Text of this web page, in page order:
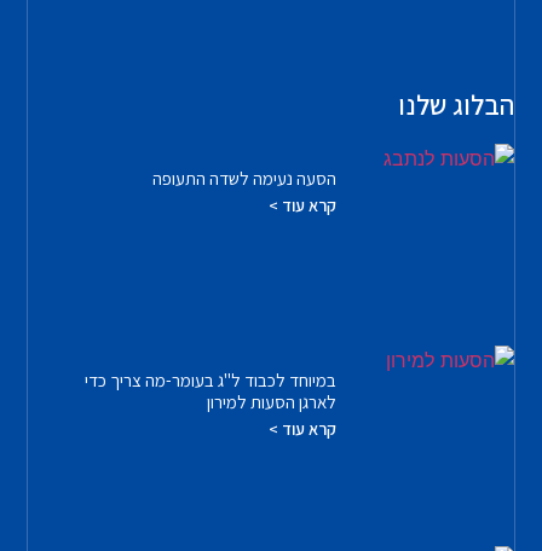
הבלוג שלנו
הסעה נעימה לשדה התעופה
קרא עוד >
במיוחד לכבוד ל"ג בעומר-מה צריך כדי
לארגן הסעות למירון
קרא עוד >